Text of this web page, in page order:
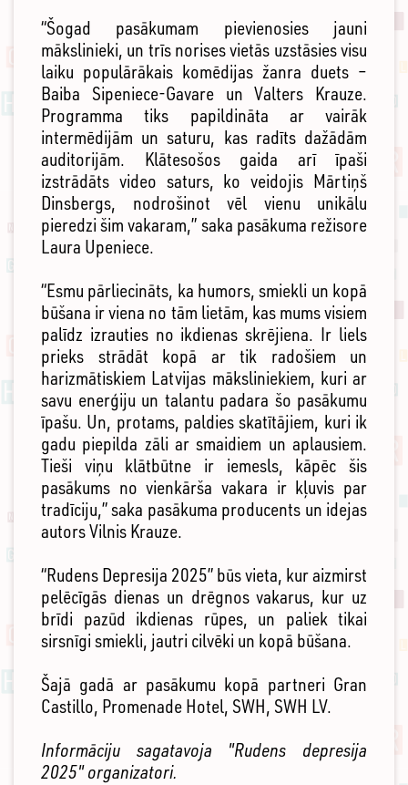
“Šogad pasākumam pievienosies jauni
mākslinieki, un trīs norises vietās uzstāsies visu
laiku populārākais komēdijas žanra duets –
Baiba Sipeniece-Gavare un Valters Krauze.
Programma tiks papildināta ar vairāk
intermēdijām un saturu, kas radīts dažādām
auditorijām. Klātesošos gaida arī īpaši
izstrādāts video saturs, ko veidojis Mārtiņš
Dinsbergs, nodrošinot vēl vienu unikālu
pieredzi šim vakaram,” saka pasākuma režisore
Laura Upeniece.
“Esmu pārliecināts, ka humors, smiekli un kopā
būšana ir viena no tām lietām, kas mums visiem
palīdz izrauties no ikdienas skrējiena. Ir liels
prieks strādāt kopā ar tik radošiem un
harizmātiskiem Latvijas māksliniekiem, kuri ar
savu enerģiju un talantu padara šo pasākumu
īpašu. Un, protams, paldies skatītājiem, kuri ik
gadu piepilda zāli ar smaidiem un aplausiem.
Tieši viņu klātbūtne ir iemesls, kāpēc šis
pasākums no vienkārša vakara ir kļuvis par
tradīciju,” saka pasākuma producents un idejas
autors Vilnis Krauze.
“Rudens Depresija 2025” būs vieta, kur aizmirst
pelēcīgās dienas un drēgnos vakarus, kur uz
brīdi pazūd ikdienas rūpes, un paliek tikai
sirsnīgi smiekli, jautri cilvēki un kopā būšana.
Šajā gadā ar pasākumu kopā partneri Gran
Castillo, Promenade Hotel, SWH, SWH LV.
Informāciju sagatavoja "Rudens depresija
2025" organizatori.